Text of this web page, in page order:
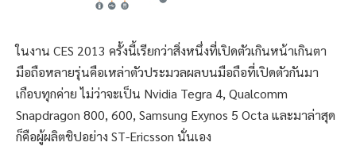
ในงาน CES 2013 ครั้งนี้เรียกว่าสิ่งหนึ่งที่เปิดตัวเกินหน้าเกินตา
มือถือหลายรุ่นคือเหล่าตัวประมวลผลบนมือถือที่เปิดตัวกันมา
เกือบทุกค่าย ไม่ว่าจะเป็น Nvidia Tegra 4, Qualcomm
Snapdragon 800, 600, Samsung Exynos 5 Octa และมาล่าสุด
ก็คือผู้ผลิตชิปอย่าง ST-Ericsson นั่นเอง